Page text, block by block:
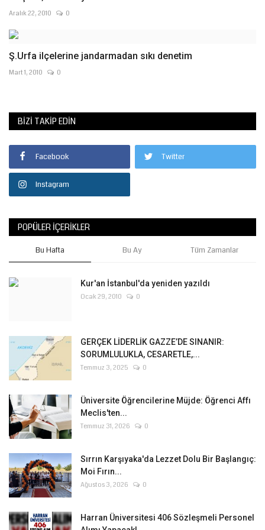
Aralık 22, 2010 0
Ş.Urfa ilçelerine jandarmadan sıkı denetim
Mart 1, 2010 0
BIZI TAKIP EDIN
Facebook Twitter
Instagram
POPÜLER İÇERIKLER
Bu Hafta Bu Ay Tüm Zamanlar
Kur'an İstanbul'da yeniden yazıldı
Ocak 29, 2010 0
GERÇEK LİDERLİK GAZZE’DE SINANIR:
SORUMLULUKLA, CESARETLE,...
Temmuz 3, 2025 0
Üniversite Öğrencilerine Müjde: Öğrenci Affı
Meclis'ten...
Temmuz 31, 2026 0
Sırrın Karşıyaka'da Lezzet Dolu Bir Başlangıç:
Moi Fırın...
Ağustos 3, 2026 0
Harran Üniversitesi 406 Sözleşmeli Personel